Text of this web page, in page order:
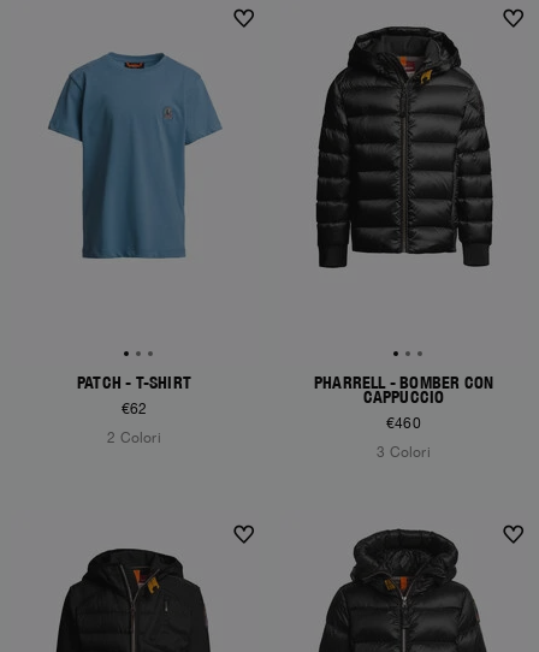
PATCH - T-SHIRT
€62
2 Colori
NEW ARRIVALS
PHARRELL - BOMBER CON
CAPPUCCIO
€460
3 Colori
NEW ARRIVALS